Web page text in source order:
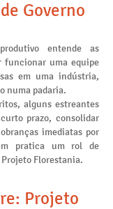
Governo
entende as
funcionar uma equipe
em uma indústria,
numa padaria.
alguns estreantes
prazo, consolidar
imediatas por
pratica um rol de
Florestania.
Projeto